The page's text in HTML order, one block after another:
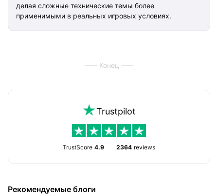
делая сложные технические темы более
применимыми в реальных игровых условиях.
Конец
Trustpilot
TrustScore 4.9 2364 reviews
Рекомендуемые блоги